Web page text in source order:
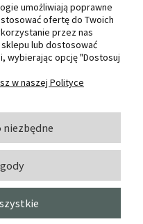
artykuły dla
umożliwiają poprawne
ofertę do Twoich
przez nas
lub dostosować
wybierając opcję "Dostosuj
w naszej Polityce